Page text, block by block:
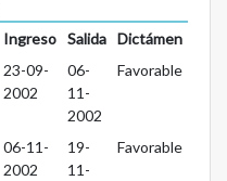
Ingreso Salida
Dictámen
23-09-
2002
06-
11-
2002
Favorable
06-11-
2002
19-
11-
Favorable